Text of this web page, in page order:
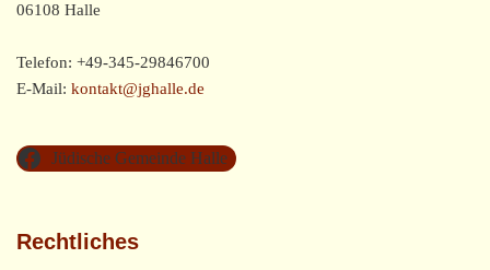
06108 Halle
Telefon: +49-345-29846700
E-Mail: kontakt@jghalle.de
Jüdische Gemeinde Halle
Rechtliches